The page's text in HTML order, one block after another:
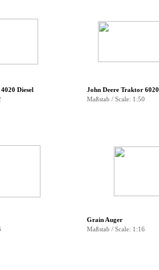
Diesel
John Deere Traktor 6020
Maßstab / Scale: 1:50
Grain Auger
Maßstab / Scale: 1:16